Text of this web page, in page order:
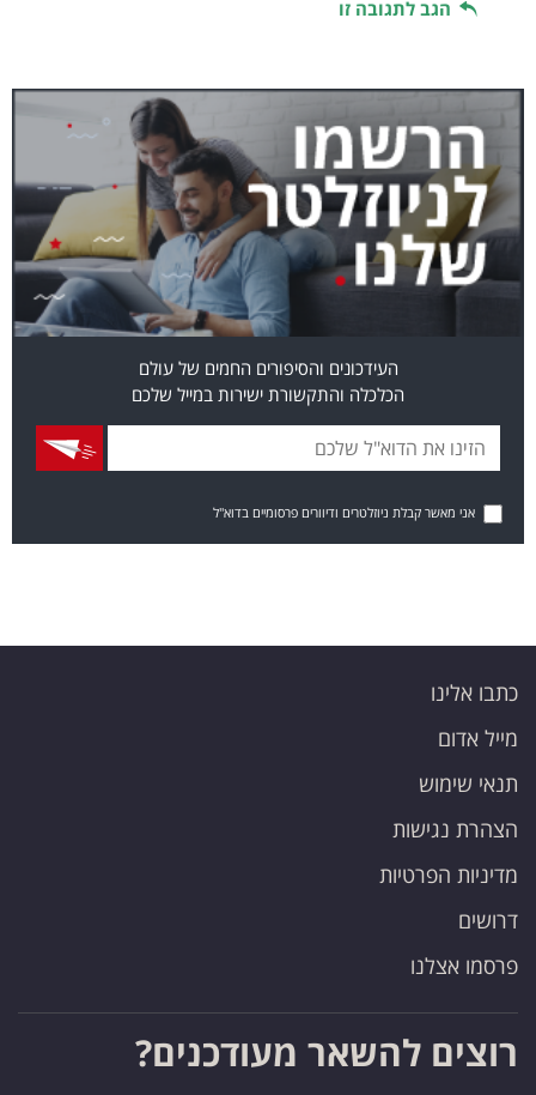
הגב לתגובה זו
העידכונים והסיפורים החמים של עולם
הכלכלה והתקשורת ישירות במייל שלכם
אני מאשר קבלת ניוזלטרים ודיוורים פרסומיים בדוא"ל
כתבו אלינו
מייל אדום
תנאי שימוש
הצהרת נגישות
מדיניות הפרטיות
דרושים
פרסמו אצלנו
רוצים להשאר מעודכנים?